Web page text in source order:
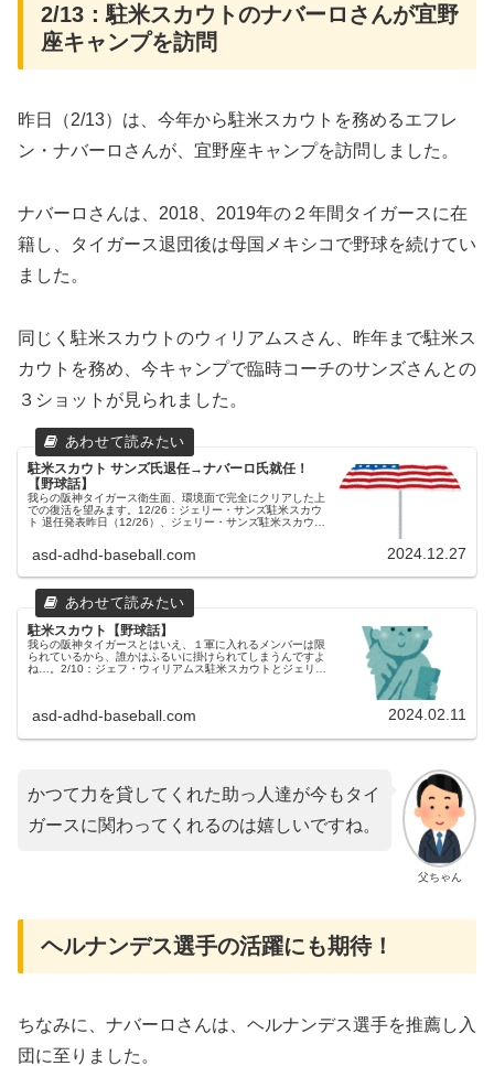
2/13：駐米スカウトのナバーロさんが宜野
座キャンプを訪問
昨日（2/13）は、今年から駐米スカウトを務めるエフレ
ン・ナバーロさんが、宜野座キャンプを訪問しました。
ナバーロさんは、2018、2019年の２年間タイガースに在
籍し、タイガース退団後は母国メキシコで野球を続けてい
ました。
同じく駐米スカウトのウィリアムスさん、昨年まで駐米ス
カウトを務め、今キャンプで臨時コーチのサンズさんとの
３ショットが見られました。
駐米スカウト サンズ氏退任→ナバーロ氏就任！
【野球話】
我らの阪神タイガース衛生面、環境面で完全にクリアした上
での復活を望みます。12/26：ジェリー・サンズ駐米スカウ
ト 退任発表昨日（12/26）、ジェリー・サンズ駐米スカウト
asd-adhd-baseball.com 2024.12.27
駐米スカウト【野球話】
我らの阪神タイガースとはいえ、１軍に入れるメンバーは限
られているから、誰かはふるいに掛けられてしまうんですよ
ね…。2/10：ジェフ・ウィリアムス駐米スカウトとジェリ
asd-adhd-baseball.com 2024.02.11
父ちゃん
かつて力を貸してくれた助っ人達が今もタイ
ガースに関わってくれるのは嬉しいですね。
ヘルナンデス選手の活躍にも期待！
ちなみに、ナバーロさんは、ヘルナンデス選手を推薦し入
団に至りました。